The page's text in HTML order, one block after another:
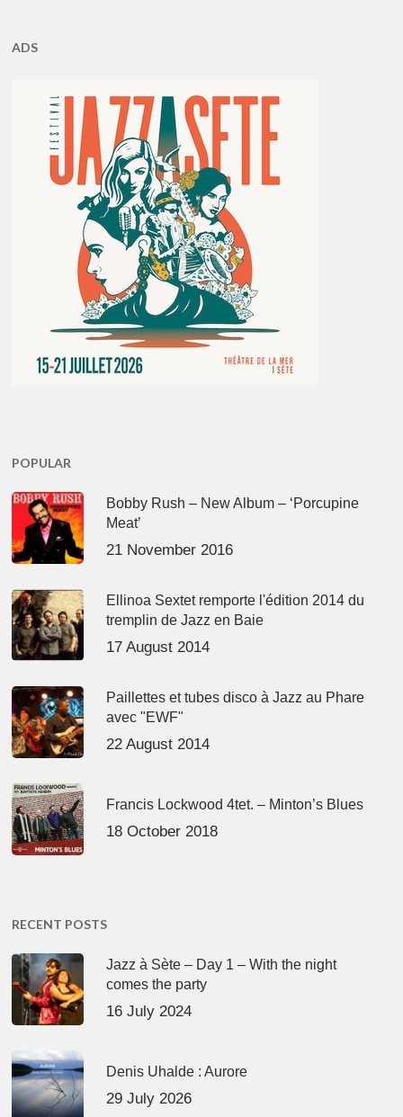
ADS
POPULAR
Bobby Rush – New Album – ‘Porcupine
Meat’
21 November 2016
Ellinoa Sextet remporte l'édition 2014 du
tremplin de Jazz en Baie
17 August 2014
Paillettes et tubes disco à Jazz au Phare
avec "EWF"
22 August 2014
Francis Lockwood 4tet. – Minton’s Blues
18 October 2018
RECENT POSTS
Jazz à Sète – Day 1 – With the night
comes the party
16 July 2024
Denis Uhalde : Aurore
29 July 2026